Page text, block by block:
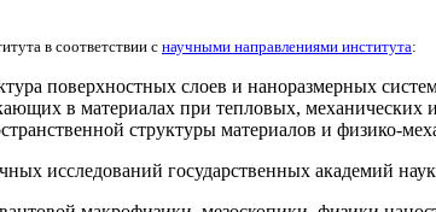
в соответствии с научными направлениями института:
поверхностных слоев и наноразмерных
в материалах при тепловых, механических
структуры материалов и физико-
исследований государственных академий